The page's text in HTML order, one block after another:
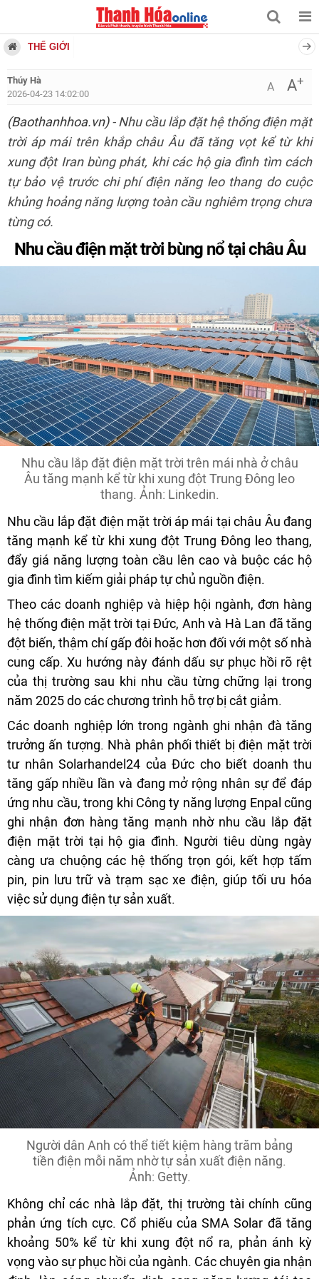
THẾ GIỚI
Thúy Hà
2026-04-23 14:02:00
A A+
(Baothanhhoa.vn)- Nhu cầu lắp đặt hệ thống điện mặt
trời áp mái trên khắp châu Âu đã tăng vọt kể từ khi
xung đột Iran bùng phát, khi các hộ gia đình tìm cách
tự bảo vệ trước chi phí điện năng leo thang do cuộc
khủng hoảng năng lượng toàn cầu nghiêm trọng chưa
từng có.
Nhu cầu điện mặt trời bùng nổ tại châu Âu
Nhu cầu lắp đặt điện mặt trời trên mái nhà ở châu
Âu tăng mạnh kể từ khi xung đột Trung Đông leo
thang. Ảnh: Linkedin.
Nhu cầu lắp đặt điện mặt trời áp mái tại châu Âu đang
tăng mạnh kể từ khi xung đột Trung Đông leo thang,
đẩy giá năng lượng toàn cầu lên cao và buộc các hộ
gia đình tìm kiếm giải pháp tự chủ nguồn điện.
Theo các doanh nghiệp và hiệp hội ngành, đơn hàng
hệ thống điện mặt trời tại Đức, Anh và Hà Lan đã tăng
đột biến, thậm chí gấp đôi hoặc hơn đối với một số nhà
cung cấp. Xu hướng này đánh dấu sự phục hồi rõ rệt
của thị trường sau khi nhu cầu từng chững lại trong
năm 2025 do các chương trình hỗ trợ bị cắt giảm.
Các doanh nghiệp lớn trong ngành ghi nhận đà tăng
trưởng ấn tượng. Nhà phân phối thiết bị điện mặt trời
tư nhân Solarhandel24 của Đức cho biết doanh thu
tăng gấp nhiều lần và đang mở rộng nhân sự để đáp
ứng nhu cầu, trong khi Công ty năng lượng Enpal cũng
ghi nhận đơn hàng tăng mạnh nhờ nhu cầu lắp đặt
điện mặt trời tại hộ gia đình. Người tiêu dùng ngày
càng ưa chuộng các hệ thống trọn gói, kết hợp tấm
pin, pin lưu trữ và trạm sạc xe điện, giúp tối ưu hóa
việc sử dụng điện tự sản xuất.
Người dân Anh có thể tiết kiệm hàng trăm bảng
tiền điện mỗi năm nhờ tự sản xuất điện năng.
Ảnh: Getty.
Không chỉ các nhà lắp đặt, thị trường tài chính cũng
phản ứng tích cực. Cổ phiếu của SMA Solar đã tăng
khoảng 50% kể từ khi xung đột nổ ra, phản ánh kỳ
vọng vào sự phục hồi của ngành. Các chuyên gia nhận